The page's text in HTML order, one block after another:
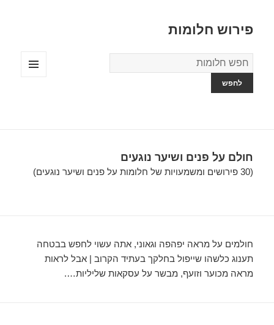
פירוש חלומות
מילון
החלומות
חולם על פנים ושיער נוגעים
(30 פירושים ומשמעויות של חלומות על פנים ושיער נוגעים)
חולמים על מראה יפהפה וגאוני, אתה עשוי לחפש בבטחה
תענוג כלשהו שייפול בחלקך בעתיד הקרוב | אבל לראות
מראה מכוער וזועף, מבשר על עסקאות שליליות….